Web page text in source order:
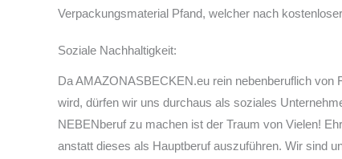
Verpackungsmaterial Pfand, welcher nach
Soziale Nachhaltigkeit:
Da AMAZONASBECKEN.eu rein nebenberuflich von
wird, dürfen wir uns durchaus als soziales
NEBENberuf zu machen ist der Traum von Vielen!
anstatt dieses als Hauptberuf auszuführen. Wir sind